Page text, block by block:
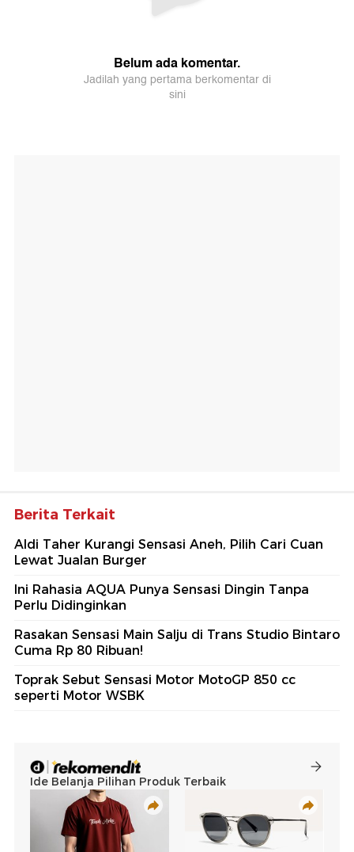
Berita Terkait
Aldi Taher Kurangi Sensasi Aneh, Pilih Cari Cuan
Lewat Jualan Burger
Ini Rahasia AQUA Punya Sensasi Dingin Tanpa
Perlu Didinginkan
Rasakan Sensasi Main Salju di Trans Studio Bintaro
Cuma Rp 80 Ribuan!
Toprak Sebut Sensasi Motor MotoGP 850 cc
seperti Motor WSBK